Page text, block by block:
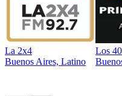
La 2x4
Buenos Aires, Latino
Los